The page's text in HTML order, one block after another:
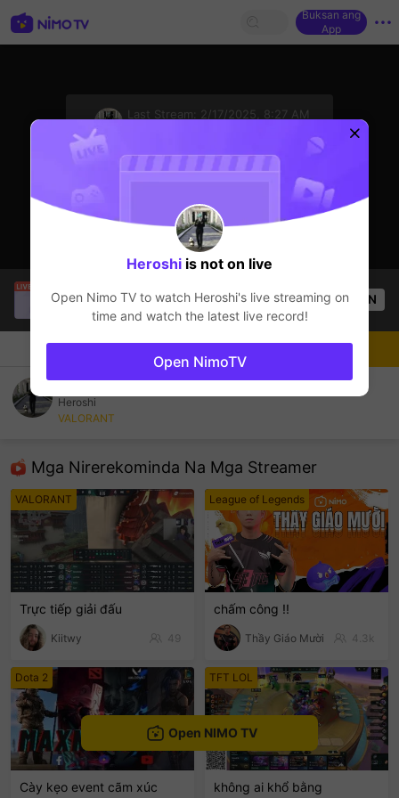
Buksan ang
App
Last Stream:
2/17/2025, 8:27 AM
ViralRabbi000
is live!
GTA5
56 Views OPEN
Chat Streamer
Heroshi
VALORANT
Mga Nirerekominda Na Mga Streamer
VALORANT
Trực tiếp giải đấu
Kiitwy 49
League of Legends
chấm công !!
Thầy Giáo Mười 4.3k
Dota 2
Cày kẹo event cãm xúc
TFT LOL
không ai khổ bằng
Sundan
Open NIMO TV
Heroshi is not on live
Open Nimo TV to watch Heroshi's live streaming on
time and watch the latest live record!
Open NimoTV
sentinelEnd